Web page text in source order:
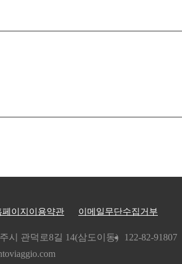
페이지이용약관 이메일무단수집거부
시 관덕로8길 14(삼도이동)
122-82-91807